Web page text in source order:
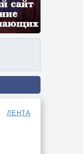
ЛЕНТА